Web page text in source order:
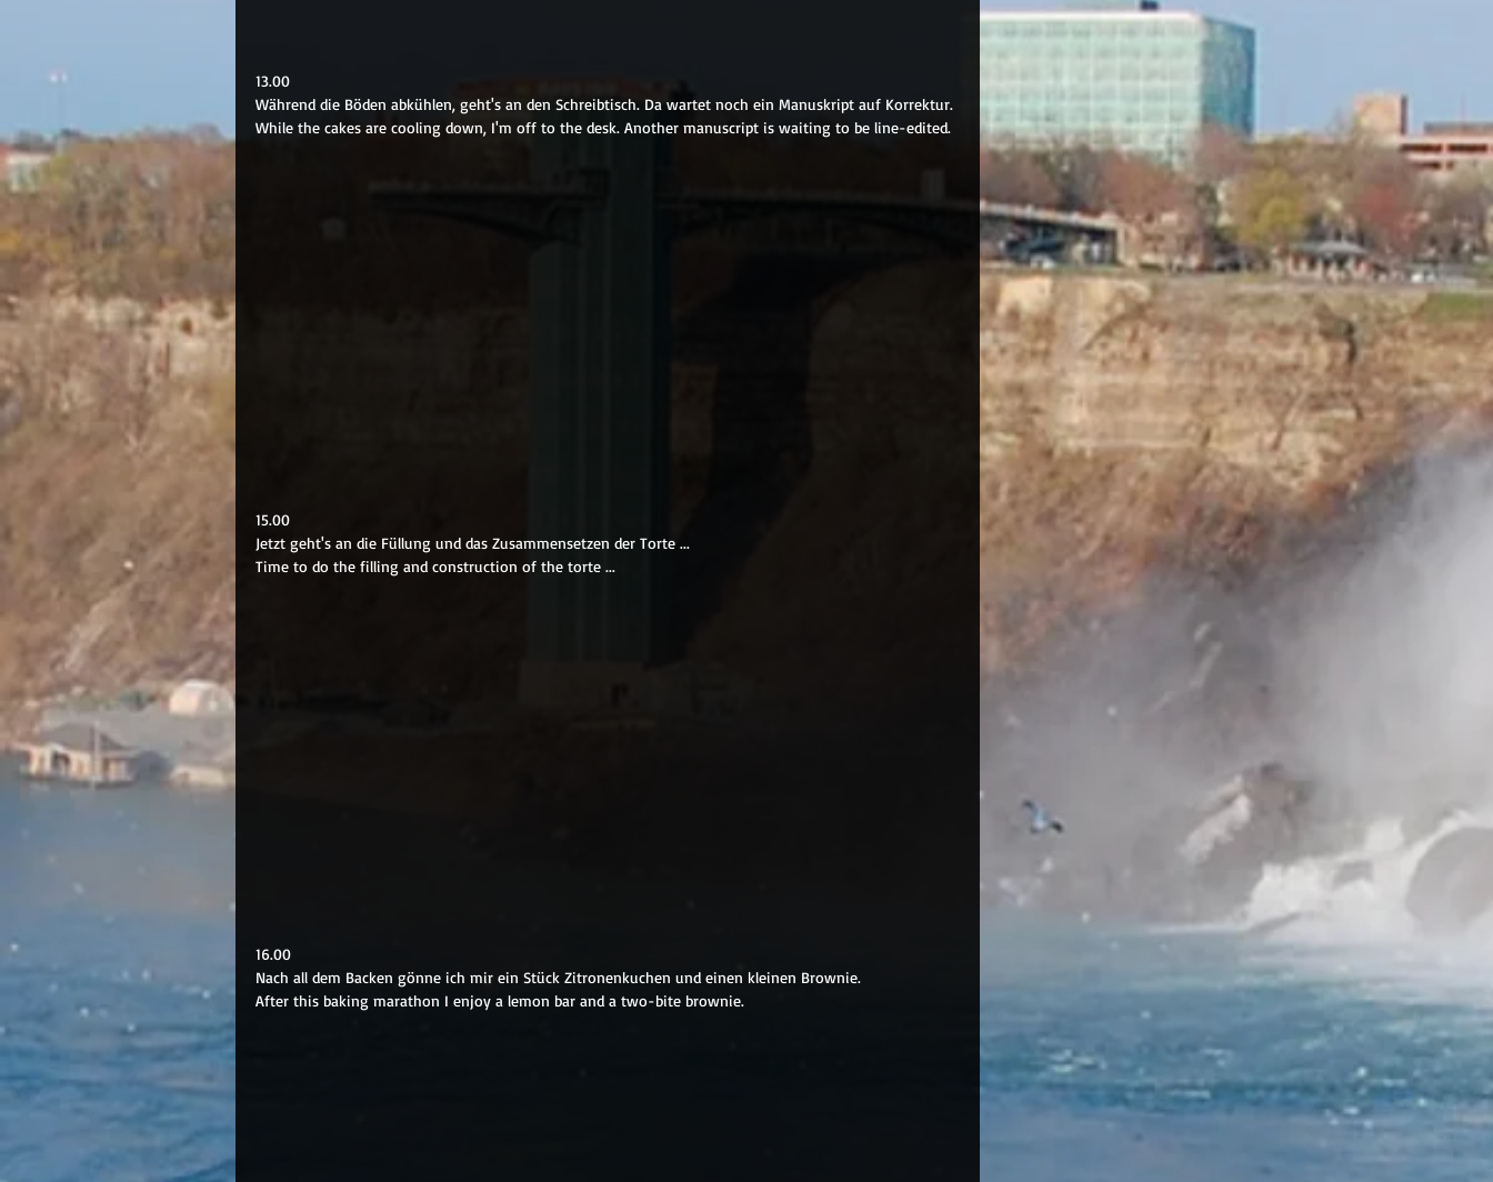
13.00
Während die Böden abkühlen, geht's an den Schreibtisch. Da wartet noch ein Manuskript auf Korrektur.
While the cakes are cooling down, I'm off to the desk. Another manuscript is waiting to be line-edited.
15.00
Jetzt geht's an die Füllung und das Zusammensetzen der Torte ...
Time to do the filling and construction of the torte ...
16.00
Nach all dem Backen gönne ich mir ein Stück Zitronenkuchen und einen kleinen Brownie.
After this baking marathon I enjoy a lemon bar and a two-bite brownie.